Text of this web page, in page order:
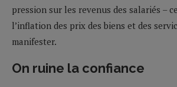
pression sur les revenus des salariés –
l’inflation des prix des biens et des
manifester.
On ruine la confiance